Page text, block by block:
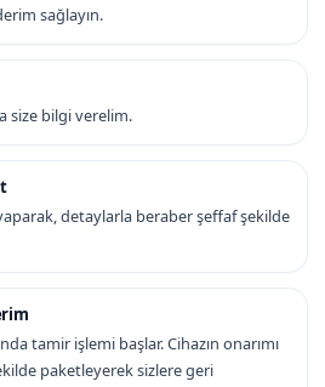
sağlayın.
size bilgi verelim.
detaylarla beraber şeffaf şekilde
tamir işlemi başlar. Cihazın onarımı
paketleyerek sizlere geri